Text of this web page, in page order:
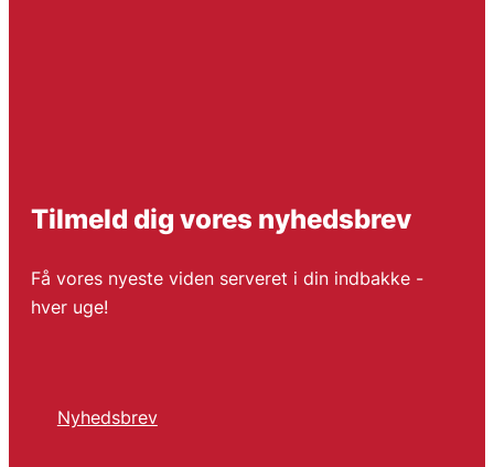
Tilmeld dig vores nyhedsbrev
Få vores nyeste viden serveret i din indbakke -
hver uge!
Nyhedsbrev